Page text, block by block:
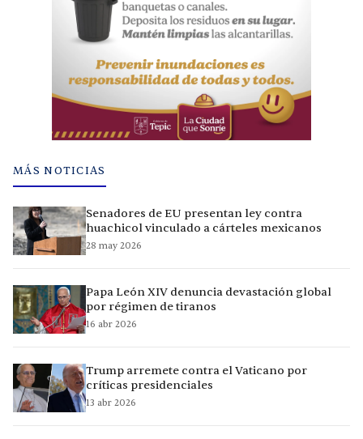
MÁS NOTICIAS
Senadores de EU presentan ley contra
huachicol vinculado a cárteles mexicanos
28 may 2026
Papa León XIV denuncia devastación global
por régimen de tiranos
16 abr 2026
Trump arremete contra el Vaticano por
críticas presidenciales
13 abr 2026